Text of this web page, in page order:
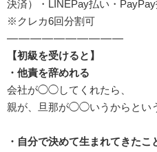
決済）・LINEPay払い・
※クレカ6回分割可
——————————
【初級を受けると】
・他責を辞めれる
会社が◯◯してくれたら、
親が、旦那が◯◯いうからとい
・自分で決めて生まれてきたこ